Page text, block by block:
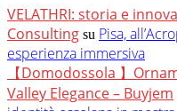
VELATHRI: storia e
Consulting su Pisa,
esperienza immersiva
【Domodossola 】
Valley Elegance – Buyjem